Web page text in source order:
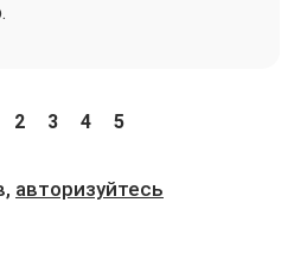
2 3 4 5
авторизуйтесь